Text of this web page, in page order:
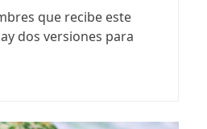
que recibe este
dos versiones para